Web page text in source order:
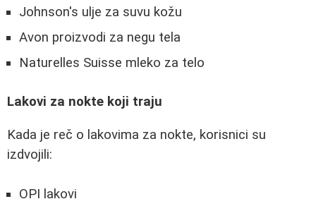
Johnson's ulje za suvu kožu
Avon proizvodi za negu tela
Naturelles Suisse mleko za telo
Lakovi za nokte koji traju
Kada je reč o lakovima za nokte, korisnici su
izdvojili:
OPI lakovi